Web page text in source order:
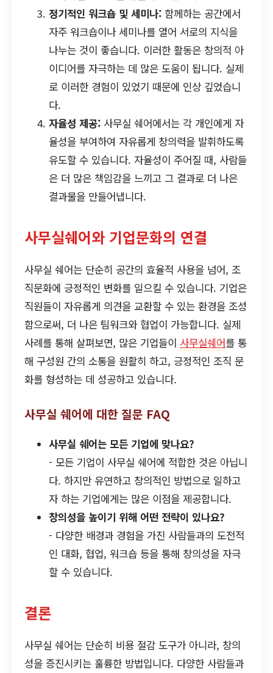
정기적인 워크숍 및 세미나: 함께하는 공간에서
자주 워크숍이나 세미나를 열어 서로의 지식을
나누는 것이 좋습니다. 이러한 활동은 창의적 아
이디어를 자극하는 데 많은 도움이 됩니다. 실제
로 이러한 경험이 있었기 때문에 인상 깊었습니
다.
자율성 제공: 사무실 쉐어에서는 각 개인에게 자
율성을 부여하여 자유롭게 창의력을 발휘하도록
유도할 수 있습니다. 자율성이 주어질 때, 사람들
은 더 많은 책임감을 느끼고 그 결과로 더 나은
결과물을 만들어냅니다.
사무실쉐어와 기업문화의 연결
사무실 쉐어는 단순히 공간의 효율적 사용을 넘어, 조
직문화에 긍정적인 변화를 일으킬 수 있습니다. 기업은
직원들이 자유롭게 의견을 교환할 수 있는 환경을 조성
함으로써, 더 나은 팀워크와 협업이 가능합니다. 실제
사례를 통해 살펴보면, 많은 기업들이 사무실쉐어를 통
해 구성원 간의 소통을 원활히 하고, 긍정적인 조직 문
화를 형성하는 데 성공하고 있습니다.
사무실 쉐어에 대한 질문 FAQ
사무실 쉐어는 모든 기업에 맞나요?
- 모든 기업이 사무실 쉐어에 적합한 것은 아닙니
다. 하지만 유연하고 창의적인 방법으로 일하고
자 하는 기업에게는 많은 이점을 제공합니다.
창의성을 높이기 위해 어떤 전략이 있나요?
- 다양한 배경과 경험을 가진 사람들과의 도전적
인 대화, 협업, 워크숍 등을 통해 창의성을 자극
할 수 있습니다.
결론
사무실 쉐어는 단순히 비용 절감 도구가 아니라, 창의
성을 증진시키는 훌륭한 방법입니다. 다양한 사람들과